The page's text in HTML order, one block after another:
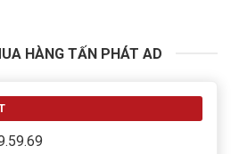
HÀNG TẤN PHÁT AD